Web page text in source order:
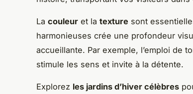
La couleur et la texture sont
harmonieuses crée une profondeur
accueillante. Par exemple, l’emploi de
stimule les sens et invite à la détente.
Explorez les jardins d’hiver célèbres